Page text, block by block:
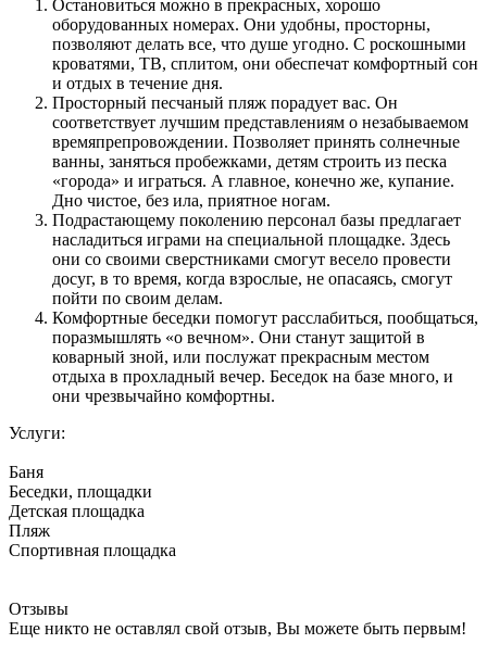
Остановиться можно в прекрасных, хорошо
оборудованных номерах. Они удобны, просторны,
позволяют делать все, что душе угодно. С роскошными
кроватями, ТВ, сплитом, они обеспечат комфортный сон
и отдых в течение дня.
Просторный песчаный пляж порадует вас. Он
соответствует лучшим представлениям о незабываемом
времяпрепровождении. Позволяет принять солнечные
ванны, заняться пробежками, детям строить из песка
«города» и играться. А главное, конечно же, купание.
Дно чистое, без ила, приятное ногам.
Подрастающему поколению персонал базы предлагает
насладиться играми на специальной площадке. Здесь
они со своими сверстниками смогут весело провести
досуг, в то время, когда взрослые, не опасаясь, смогут
пойти по своим делам.
Комфортные беседки помогут расслабиться, пообщаться,
поразмышлять «о вечном». Они станут защитой в
коварный зной, или послужат прекрасным местом
отдыха в прохладный вечер. Беседок на базе много, и
они чрезвычайно комфортны.
Услуги:
Баня
Беседки, площадки
Детская площадка
Пляж
Спортивная площадка
Отзывы
Еще никто не оставлял свой отзыв, Вы можете быть первым!